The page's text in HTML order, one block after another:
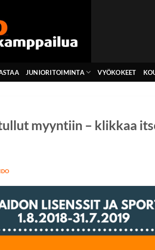
JUNIORITOIMINTA VYÖKOKEET
myyntiin – klikkaa